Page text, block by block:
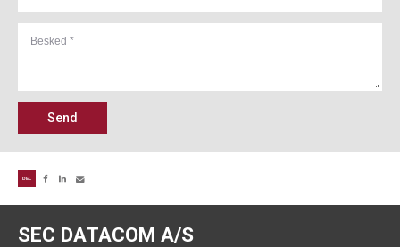
Send
DEL
SEC DATACOM A/S